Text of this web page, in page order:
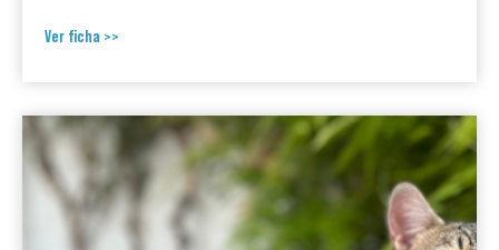
Ver ficha >>